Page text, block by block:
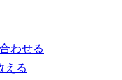
わせる
える